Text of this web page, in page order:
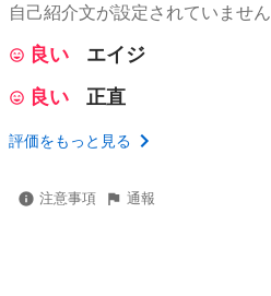
自己紹介文が設定されていません
良い
エイジ
良い
正直
評価をもっと見る
注意事項 通報